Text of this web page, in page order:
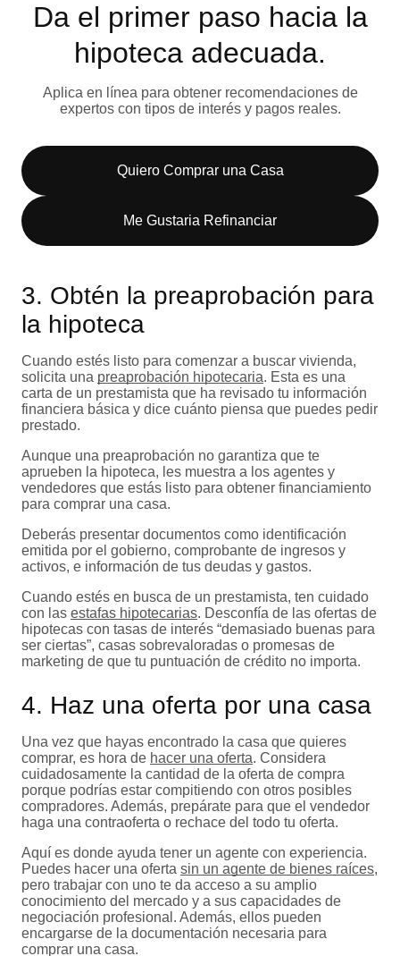
Da el primer paso hacia la
hipoteca adecuada.
Aplica en línea para obtener recomendaciones de
expertos con tipos de interés y pagos reales.
Quiero Comprar una Casa
Me Gustaria Refinanciar
3. Obtén la preaprobación para
la hipoteca
Cuando estés listo para comenzar a buscar vivienda,
solicita una preaprobación hipotecaria. Esta es una
carta de un prestamista que ha revisado tu información
financiera básica y dice cuánto piensa que puedes pedir
prestado.
Aunque una preaprobación no garantiza que te
aprueben la hipoteca, les muestra a los agentes y
vendedores que estás listo para obtener financiamiento
para comprar una casa.
Deberás presentar documentos como identificación
emitida por el gobierno, comprobante de ingresos y
activos, e información de tus deudas y gastos.
Cuando estés en busca de un prestamista, ten cuidado
con las estafas hipotecarias. Desconfía de las ofertas de
hipotecas con tasas de interés “demasiado buenas para
ser ciertas”, casas sobrevaloradas o promesas de
marketing de que tu puntuación de crédito no importa.
4. Haz una oferta por una casa
Una vez que hayas encontrado la casa que quieres
comprar, es hora de hacer una oferta. Considera
cuidadosamente la cantidad de la oferta de compra
porque podrías estar compitiendo con otros posibles
compradores. Además, prepárate para que el vendedor
haga una contraoferta o rechace del todo tu oferta.
Aquí es donde ayuda tener un agente con experiencia.
Puedes hacer una oferta sin un agente de bienes raíces,
pero trabajar con uno te da acceso a su amplio
conocimiento del mercado y a sus capacidades de
negociación profesional. Además, ellos pueden
encargarse de la documentación necesaria para
comprar una casa.